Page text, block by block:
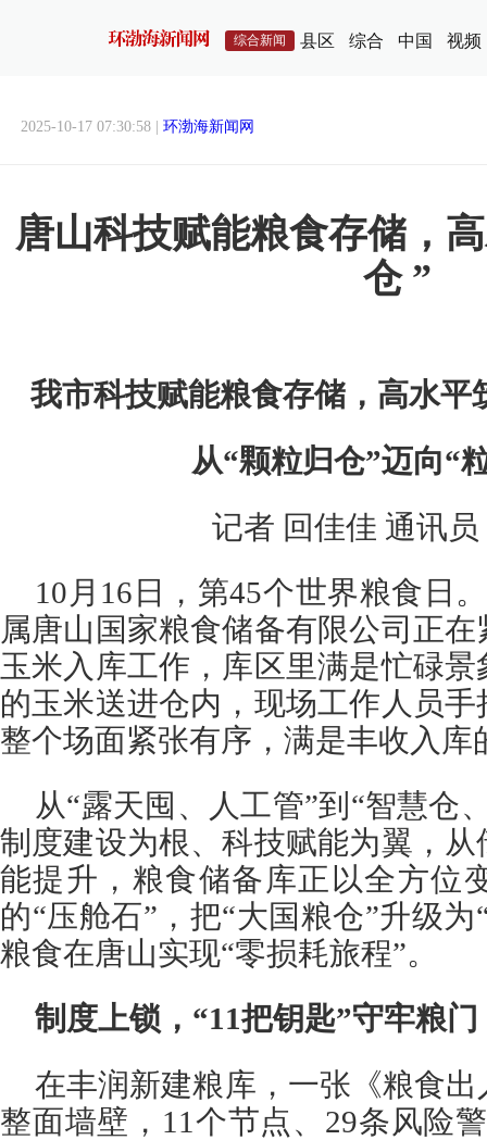
综合新闻 县区 综合 中国 视频
2025-10-17 07:30:58 | 环渤海新闻网
唐山科技赋能粮食存储，
仓 ”
我市科技赋能粮食存储，高水平
从“颗粒归仓”迈向“
记者 回佳佳 通讯
10月16日，第45个世界粮食日
属唐山国家粮食储备有限公司正
玉米入库工作，库区里满是忙碌
的玉米送进仓内，现场工作人员
整个场面紧张有序，满是丰收入库
从“露天囤、人工管”到“智慧仓
制度建设为根、科技赋能为翼，
能提升，粮食储备库正以全方位
的“压舱石”，把“大国粮仓”升级
粮食在唐山实现“零损耗旅程”。
制度上锁，“11把钥匙”守牢粮门
在丰润新建粮库，一张《粮食
整面墙壁，11个节点、29条风险